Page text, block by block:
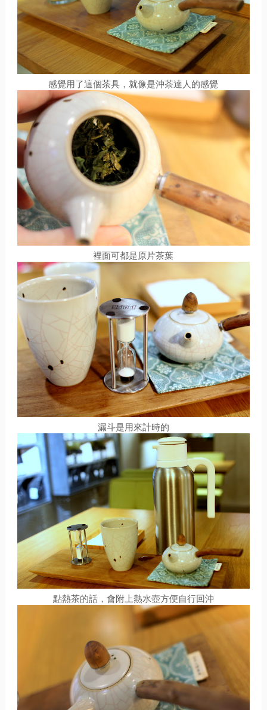
感覺用了這個茶具，就像是沖茶達人的感覺
裡面可都是原片茶葉
漏斗是用來計時的
點熱茶的話，會附上熱水壺方便自行回沖